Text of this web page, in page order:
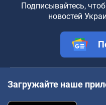
Подписывайтесь,
новостей
Загружайте наше